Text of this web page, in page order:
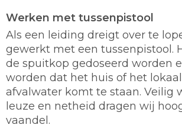
Werken met tussenpistool
Als een leiding dreigt over te
gewerkt met een tussenpistool.
de spuitkop gedoseerd worden
worden dat het huis of het
afvalwater komt te staan. Veilig
leuze en netheid dragen wij
vaandel.